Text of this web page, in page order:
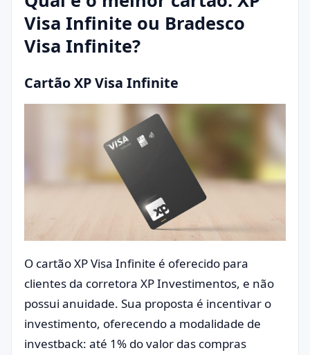
Visa Infinite ou Bradesco
Visa Infinite?
Cartão XP Visa Infinite
O cartão XP Visa Infinite é oferecido para
clientes da corretora XP Investimentos, e não
possui anuidade. Sua proposta é incentivar o
investimento, oferecendo a modalidade de
investback: até 1% do valor das compras